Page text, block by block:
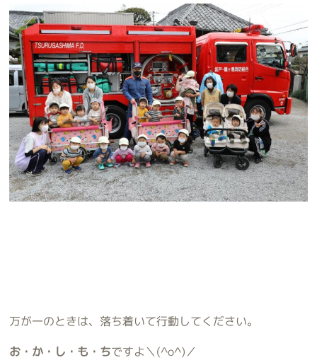
万が一のときは、落ち着いて行動してください。
お・か・し・も・ちですよ＼(^o^)／